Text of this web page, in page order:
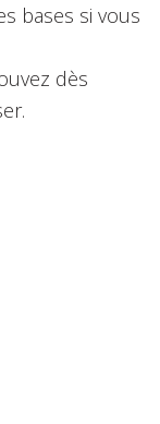
bases si vous
dès